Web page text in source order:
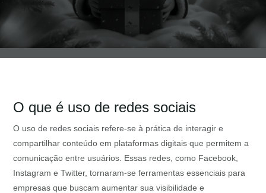
O que é uso de redes sociais
O uso de redes sociais refere-se à prática de interagir e
compartilhar conteúdo em plataformas digitais que permitem a
comunicação entre usuários. Essas redes, como Facebook,
Instagram e Twitter, tornaram-se ferramentas essenciais para
empresas que buscam aumentar sua visibilidade e